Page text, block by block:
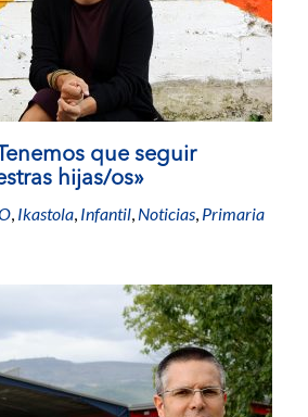
que seguir
hijas/os»
, Ikastola, Infantil, Noticias, Primaria